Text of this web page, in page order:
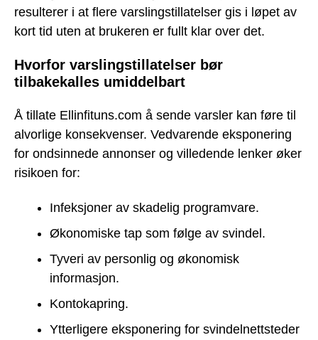
resulterer i at flere varslingstillatelser gis i løpet av
kort tid uten at brukeren er fullt klar over det.
Hvorfor varslingstillatelser bør
tilbakekalles umiddelbart
Å tillate Ellinfituns.com å sende varsler kan føre til
alvorlige konsekvenser. Vedvarende eksponering
for ondsinnede annonser og villedende lenker øker
risikoen for:
Infeksjoner av skadelig programvare.
Økonomiske tap som følge av svindel.
Tyveri av personlig og økonomisk
informasjon.
Kontokapring.
Ytterligere eksponering for svindelnettsteder